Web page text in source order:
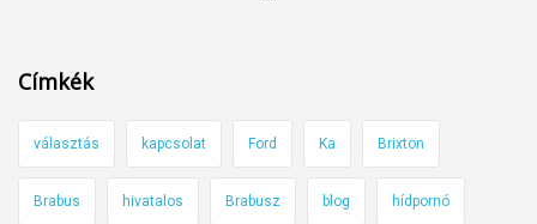
Címkék
választás kapcsolat Ford Ka Brixton
Brabus hivatalos Brabusz blog hídpornó